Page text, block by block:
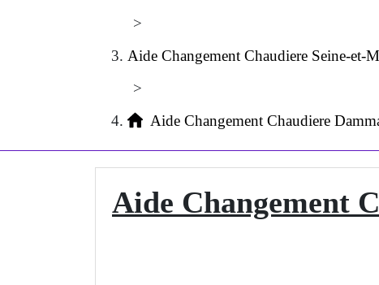
>
Aide Changement Chaudiere Seine-et-
>
Aide Changement Chaudiere
Aide Changement